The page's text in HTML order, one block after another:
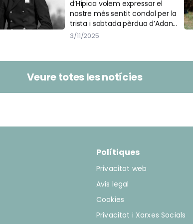
d’Hípica volem expressar el
nostre més sentit condol per la
trista i sobtada pèrdua d’Adan
Esterlich, que ens va deixar
3/11/2025
Veure totes les notícies
Polítiques
Privacitat web
Avis legal
Cookies
Privacitat i Xarxes Socials